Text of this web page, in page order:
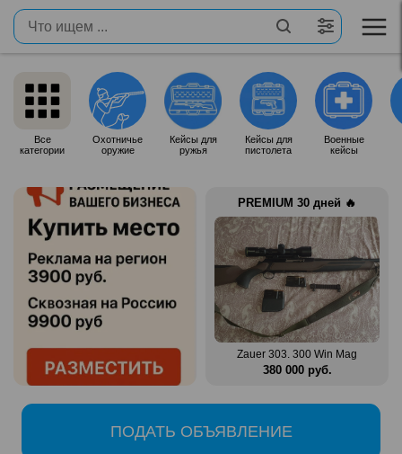
Все
категории
Охотничье
оружие
Кейсы для
ружья
Кейсы для
пистолета
Военные
кейсы
PREMIUM 30 дней 🔥
Mag Benelli Montefeltro 12/76
150 000 руб.
Zauer 303. 300 Win Mag
380 000 руб.
ПОДАТЬ ОБЪЯВЛЕНИЕ